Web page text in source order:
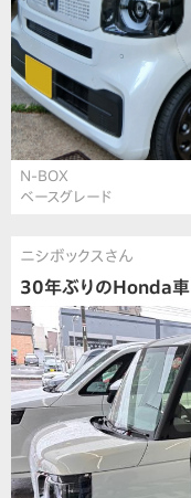
N-BOX
ベースグレード
ニシボックスさん
30年ぶりのHonda車